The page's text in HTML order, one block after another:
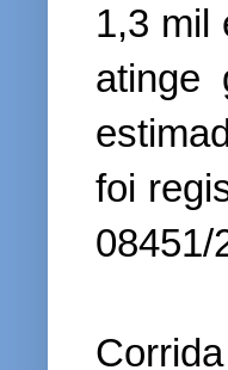
1,3 mil
atinge
foi
08451/